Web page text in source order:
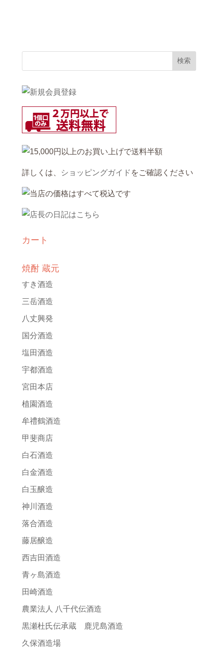
詳しくは、 ショッピングガイド をご確認ください
カート
焼酎 蔵元
すき酒造
三岳酒造
八丈興発
国分酒造
塩田酒造
宇都酒造
宮田本店
植園酒造
牟禮鶴酒造
甲斐商店
白石酒造
白金酒造
白玉醸造
神川酒造
落合酒造
藤居醸造
西吉田酒造
青ヶ島酒造
田崎酒造
農業法人 八千代伝酒造
黒瀬杜氏伝承蔵 鹿児島酒造
久保酒造場